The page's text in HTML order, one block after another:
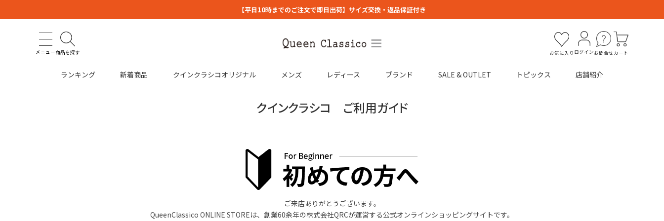
【平日10時までのご注文で即日出荷】サイズ交換・返品保証付き
メニュー商品を探す お気に入り ログインお問合せカート
ランキング 新着商品 クインクラシコオリジナル メンズ レディース ブランド SALE & OUTLET トピックス 店舗紹介
クインクラシコ ご利用ガイド
ご来店ありがとうございます。
QueenClassico ONLINE STOREは、創業60余年の株式会社QRCが運営する公式オンラインショッピングサイトです。